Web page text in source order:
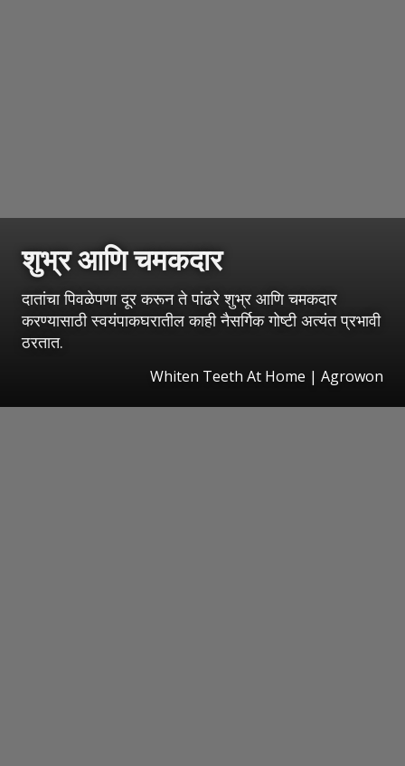
शुभ्र आणि चमकदार
दातांचा पिवळेपणा दूर करून ते पांढरे शुभ्र आणि चमकदार
करण्यासाठी स्वयंपाकघरातील काही नैसर्गिक गोष्टी अत्यंत प्रभावी
ठरतात.
Whiten Teeth At Home | Agrowon